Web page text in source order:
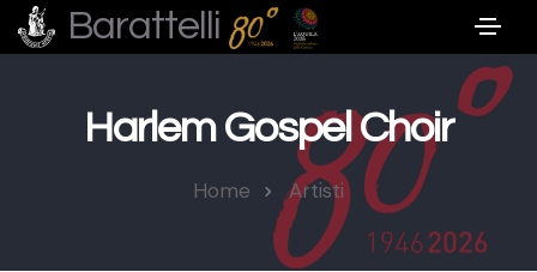
Barattelli
Harlem Gospel Choir
Home Artisti